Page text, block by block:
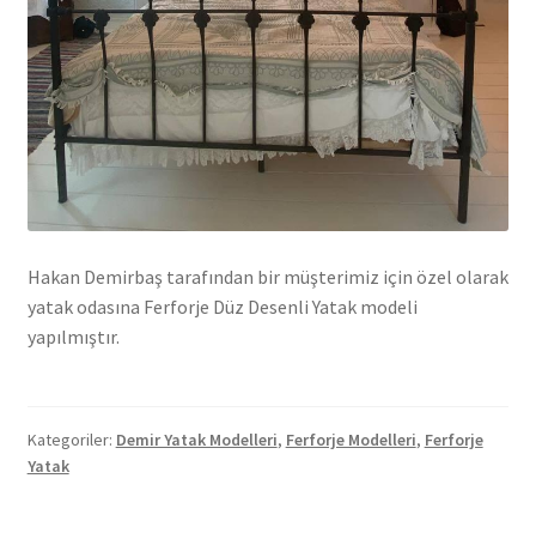
Hakan Demirbaş tarafından bir müşterimiz için özel olarak
yatak odasına Ferforje Düz Desenli Yatak modeli
yapılmıştır.
Kategoriler: Demir Yatak Modelleri, Ferforje Modelleri, Ferforje
Yatak